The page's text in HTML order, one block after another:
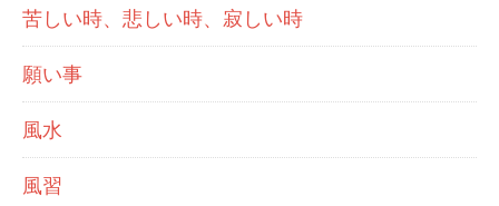
苦しい時、悲しい時、寂しい時
願い事
風水
風習